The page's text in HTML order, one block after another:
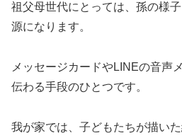
祖父母世代にとっては、孫の様
源になります。
メッセージカードやLINEの音声
伝わる手段のひとつです。
我が家では、子どもたちが描い